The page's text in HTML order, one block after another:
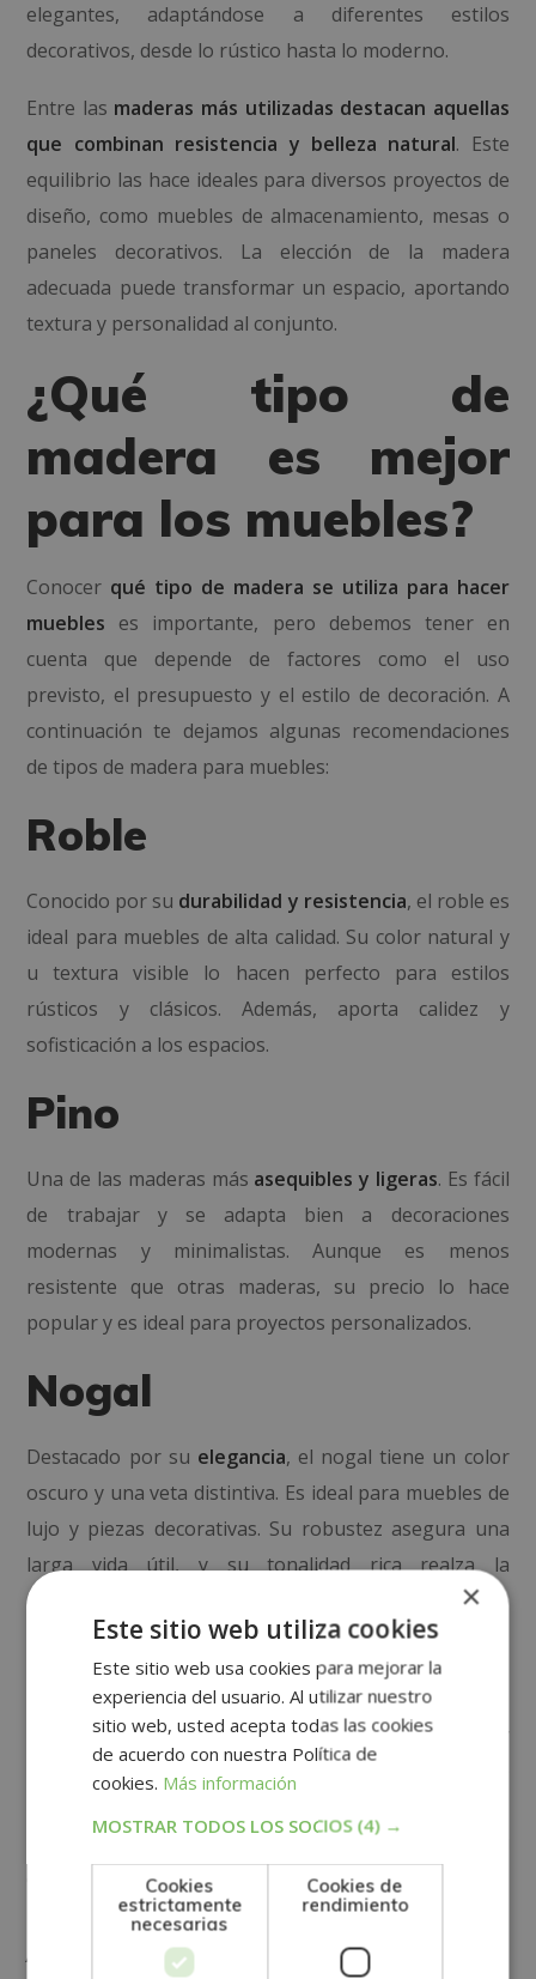
elegantes, adaptándose a diferentes estilos
decorativos, desde lo rústico hasta lo moderno.
Entre las maderas más utilizadas destacan aquellas
que combinan resistencia y belleza natural. Este
equilibrio las hace ideales para diversos proyectos de
diseño, como muebles de almacenamiento, mesas o
paneles decorativos. La elección de la madera
adecuada puede transformar un espacio, aportando
textura y personalidad al conjunto.
¿Qué tipo de
madera es mejor
para los muebles?
Conocer qué tipo de madera se utiliza para hacer
muebles es importante, pero debemos tener en
cuenta que depende de factores como el uso
previsto, el presupuesto y el estilo de decoración. A
continuación te dejamos algunas recomendaciones
de tipos de madera para muebles:
Roble
Conocido por su durabilidad y resistencia, el roble es
ideal para muebles de alta calidad. Su color natural y
u textura visible lo hacen perfecto para estilos
rústicos y clásicos. Además, aporta calidez y
sofisticación a los espacios.
Pino
Una de las maderas más asequibles y ligeras. Es fácil
de trabajar y se adapta bien a decoraciones
modernas y minimalistas. Aunque es menos
resistente que otras maderas, su precio lo hace
popular y es ideal para proyectos personalizados.
Nogal
Destacado por su elegancia, el nogal tiene un color
oscuro y una veta distintiva. Es ideal para muebles de
lujo y piezas decorativas. Su robustez asegura una
larga vida útil, y su tonalidad rica realza la
sofisticación en interiores.
Caoba
Esta madera tropical es conocida por su color rojizo y
su resistencia a la humedad. Es comúnmente
interiorismo sofisticados. Su acabado brillante y su
durabilidad hacen que sea una opción premium.
Abedul
×
Este sitio web utiliza cookies
Este sitio web usa cookies para mejorar la
experiencia del usuario. Al utilizar nuestro
sitio web, usted acepta todas las cookies
de acuerdo con nuestra Política de
cookies. Más información
MOSTRAR TODOS LOS SOCIOS (4) →
Cookies
estrictamente
necesarias
Cookies de
rendimiento